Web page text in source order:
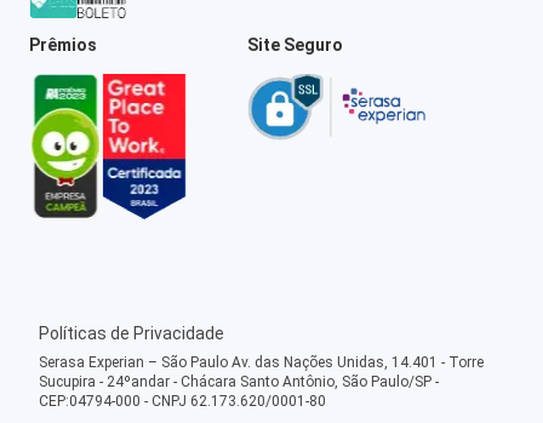
Prêmios Site Seguro
Políticas de Privacidade
Serasa Experian – São Paulo Av. das Nações Unidas, 14.401 - Torre
Sucupira - 24ºandar - Chácara Santo Antônio, São Paulo/SP -
CEP:04794-000 - CNPJ 62.173.620/0001-80